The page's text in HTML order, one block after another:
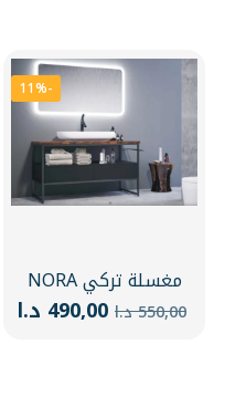
-11%
مغسلة تركي NORA
550,00د.ا السعر
الأصلي
490,00 د.ا